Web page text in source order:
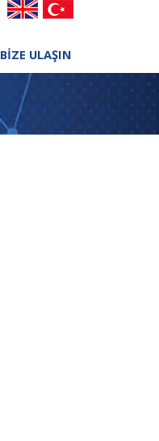
BİZE ULAŞIN